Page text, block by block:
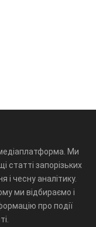
Ми
статті запорізьких
і чесну аналітику.
ми відбираємо і
про події